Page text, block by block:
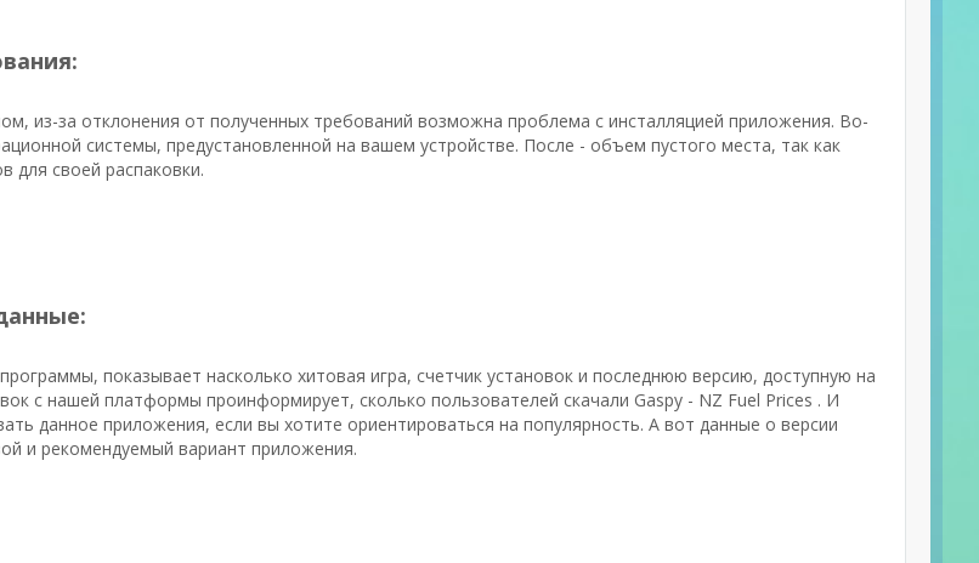
из-за отклонения от полученных требований возможна проблема с инсталляцией приложения. Во-
системы, предустановленной на вашем устройстве. После - объем пустого места, так как
для своей распаковки.
показывает насколько хитовая игра, счетчик установок и последнюю версию, доступную на
с нашей платформы проинформирует, сколько пользователей скачали Gaspy - NZ Fuel Prices . И
данное приложения, если вы хотите ориентироваться на популярность. А вот данные о версии
и рекомендуемый вариант приложения.